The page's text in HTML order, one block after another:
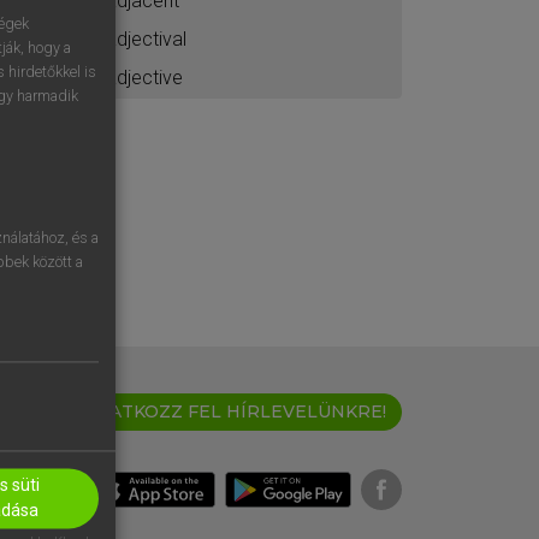
adjectival
adjective
IRATKOZZ FEL HÍRLEVELÜNKRE!
hogy a
hirdetőkkel is
harmadik
és a
között a
süti